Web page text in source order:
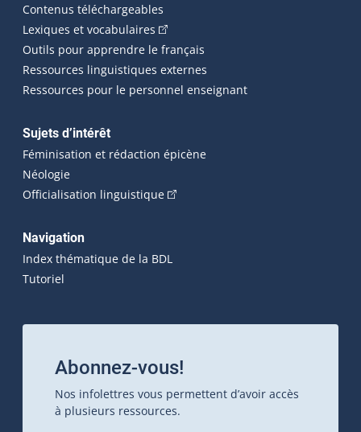
Contenus téléchargeables
Lexiques et vocabulaires (Cet hyperlien externe s'ouvrira
Outils pour apprendre le français
Ressources linguistiques externes
Ressources pour le personnel enseignant
Sujets d’intérêt
Féminisation et rédaction épicène
Néologie
Officialisation linguistique(Cet hyperlien externe s'ouvrira
Navigation
Index thématique de la BDL
Tutoriel
Abonnez-vous!
Nos infolettres vous permettent d’avoir accès
à plusieurs ressources.